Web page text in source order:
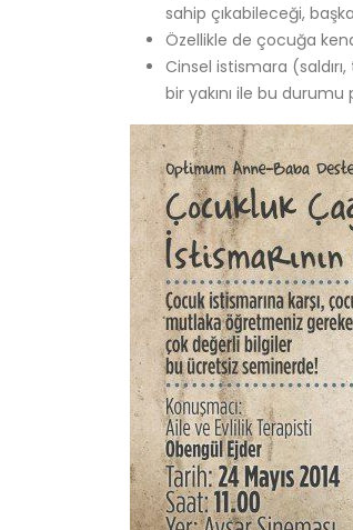
sahip çıkabileceği,
Özellikle de çocuğa
Cinsel istismara
bir yakını ile bu durumu